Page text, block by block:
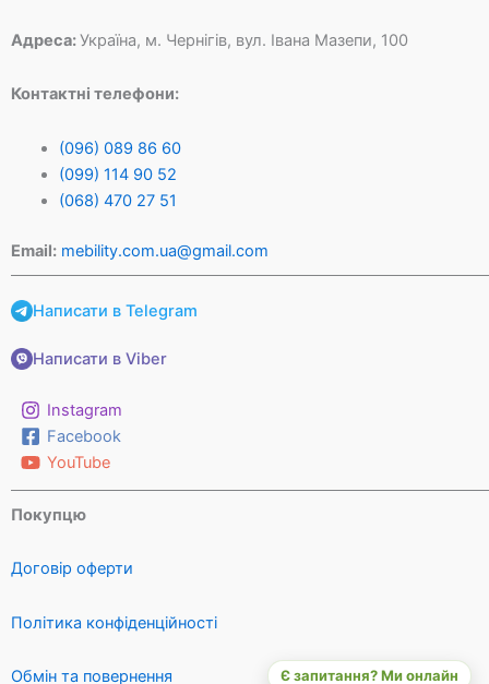
Адреса:Україна, м. Чернігів, вул. Івана Мазепи, 100
Контактні телефони:
(096) 089 86 60
(099) 114 90 52
(068) 470 27 51
Email: mebility.com.ua@gmail.com
Написати в Telegram
Написати в Viber
Instagram
Facebook
YouTube
Покупцю
Договір оферти
Політика конфіденційності
Обмін та повернення Є запитання? Ми онлайн